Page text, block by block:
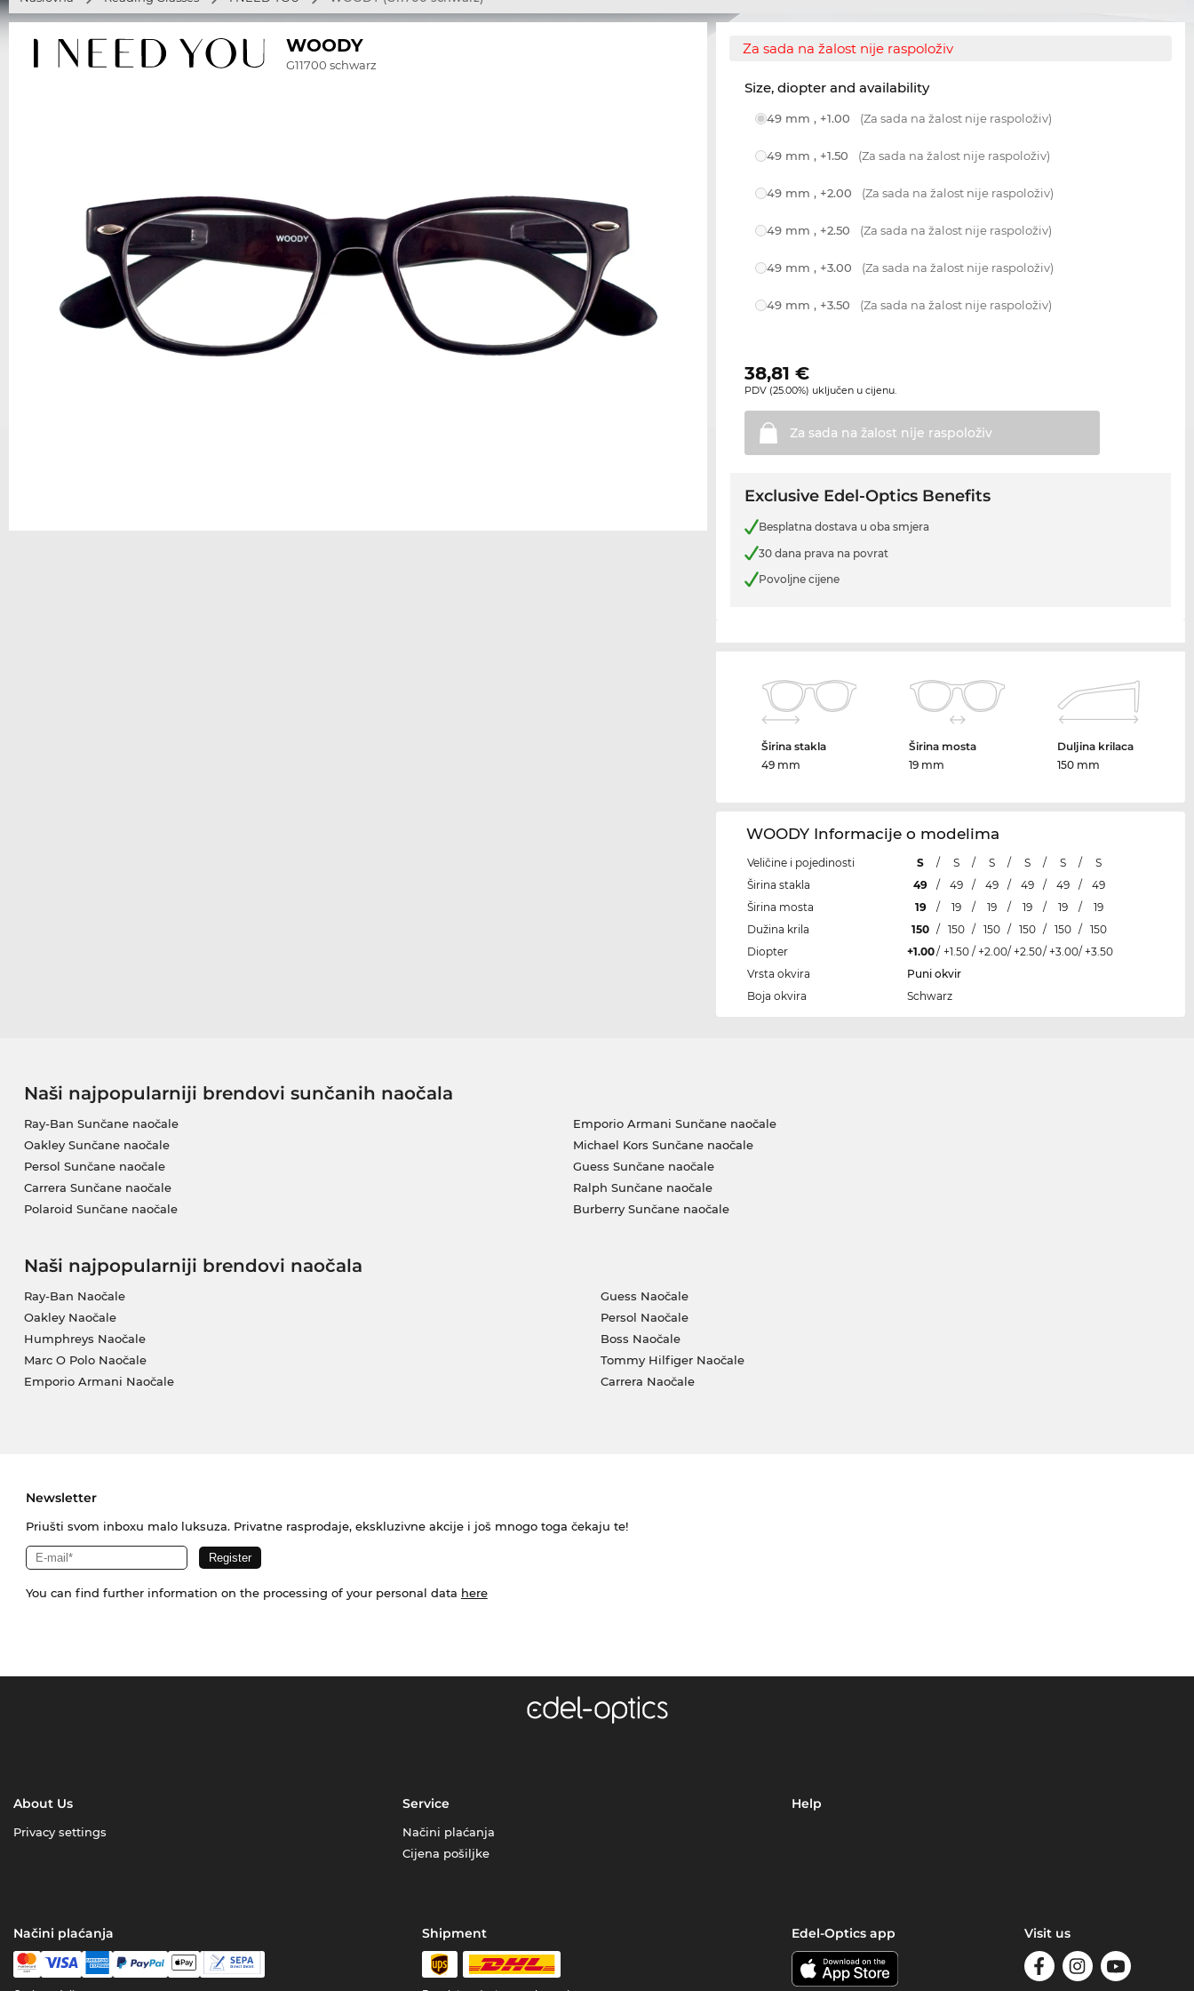
WOODY
G11700 schwarz
Za sada na žalost nije raspoloživ
Size, diopter and availability
49 mm , +1.00 (Za sada na žalost nije raspoloživ)
49 mm , +1.50 (Za sada na žalost nije raspoloživ)
49 mm , +2.00 (Za sada na žalost nije raspoloživ)
49 mm , +2.50 (Za sada na žalost nije raspoloživ)
49 mm , +3.00 (Za sada na žalost nije raspoloživ)
49 mm , +3.50 (Za sada na žalost nije raspoloživ)
38,81 €
PDV (25.00%) uključen u cijenu.
Za sada na žalost nije raspoloživ
Exclusive Edel-Optics Benefits
Besplatna dostava u oba smjera
30 dana prava na povrat
Povoljne cijene
Širina stakla
49 mm
Širina mosta
19 mm
Duljina krilaca
150 mm
WOODY Informacije o modelima
Veličine i pojedinosti S / S / S / S / S /
S
Širina stakla
49 / 49 / 49 / 49 / 49 /
49
Širina mosta
19 / 19 / 19 / 19 / 19 /
19
Dužina krila
150 / 150 / 150 / 150 / 150 / 150
Diopter
+1.00/ +1.50 / +2.00/ +2.50/ +3.00/ +3.50
Vrsta okvira
Puni okvir
Boja okvira
Schwarz
Naši najpopularniji brendovi sunčanih naočala
Ray-Ban Sunčane naočale
Oakley Sunčane naočale
Persol Sunčane naočale
Carrera Sunčane naočale
Polaroid Sunčane naočale
Emporio Armani Sunčane naočale
Michael Kors Sunčane naočale
Guess Sunčane naočale
Ralph Sunčane naočale
Burberry Sunčane naočale
Naši najpopularniji brendovi naočala
Ray-Ban Naočale
Oakley Naočale
Humphreys Naočale
Marc O Polo Naočale
Emporio Armani Naočale
Guess Naočale
Persol Naočale
Boss Naočale
Tommy Hilfiger Naočale
Carrera Naočale
Newsletter
Priušti svom inboxu malo luksuza. Privatne rasprodaje, ekskluzivne akcije i još mnogo toga čekaju te!
You can find further information on the processing of your personal data here
About Us
Privacy settings
Service
Načini plaćanja
Cijena pošiljke
Help
Načini plaćanja Shipment Edel-Optics app Visit us